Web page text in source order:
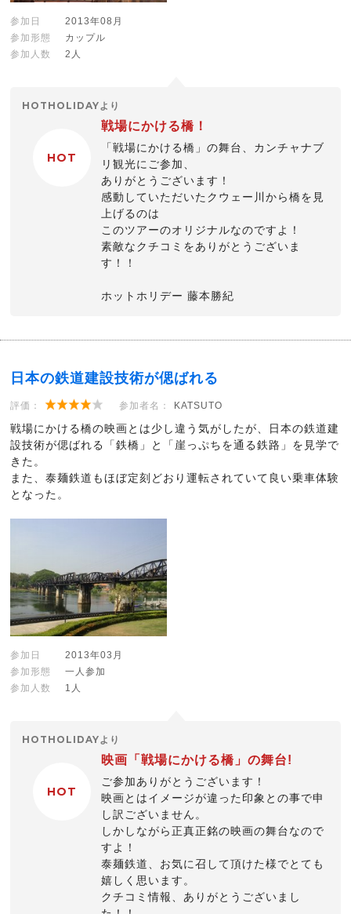
参加日
2013年08月
参加形態
カップル
参加人数
2人
HOTHOLIDAYより
HOT
戦場にかける橋！
「戦場にかける橋」の舞台、カンチャナブ
リ観光にご参加、
ありがとうございます！
感動していただいたクウェー川から橋を見
上げるのは
このツアーのオリジナルなのですよ！
素敵なクチコミをありがとうございま
す！！
ホットホリデー 藤本勝紀
日本の鉄道建設技術が偲ばれる
評価： 参加者名： KATSUTO
戦場にかける橋の映画とは少し違う気がしたが、日本の鉄道建
設技術が偲ばれる「鉄橋」と「崖っぷちを通る鉄路」を見学で
きた。
また、泰麺鉄道もほぼ定刻どおり運転されていて良い乗車体験
となった。
参加日
2013年03月
参加形態
一人参加
参加人数
1人
HOTHOLIDAYより
HOT
映画「戦場にかける橋」の舞台!
ご参加ありがとうございます！
映画とはイメージが違った印象との事で申
し訳ございません。
しかしながら正真正銘の映画の舞台なので
すよ！
泰麺鉄道、お気に召して頂けた様でとても
嬉しく思います。
クチコミ情報、ありがとうございまし